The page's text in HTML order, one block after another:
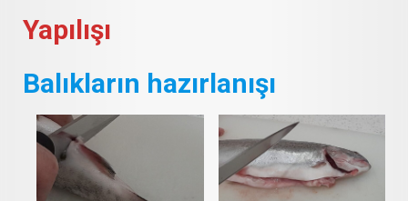
Yapılışı
Balıkların hazırlanışı